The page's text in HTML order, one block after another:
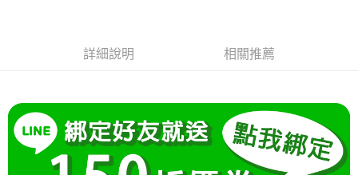
2.付款方式選擇「大哥付你分期」，訂單成立後會自動跳轉到大哥付的交易
4.訂單成立30分鐘內，如未前往確認交易或遇審核未通過，訂單將自動取
消。如遇「轉專審核」未通過狀況，表示未達大哥付你分期系統評分，恕無
法說明評估內容。
【繳款方式說明】
1.分期款項不併入電信帳單，「大哥付你分期」於每月結算日後寄送繳費提
１．簡單：不需註冊會員、不需綁卡、不需儲值。
２．便利：只要手機號碼，簡訊認證，即可結帳。
３．安心：先確認商品／服務後，再付款。
【「AFTEE先享後付」結帳流程】
相關說明
「Hami Point」為中華電信所提供之點數服務，可於會員專區綁定中華電信
會員帳號後，即可在購物車使用 Hami Point 折抵消費金額 (1點等於1元)。
ATM付款
運送方式
詳細說明 相關推薦